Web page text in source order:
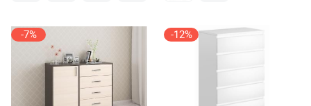
-7% -12%